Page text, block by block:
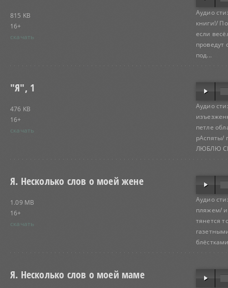
815 KB
16+
скачать
Аудио
книги!/
если
проведут
под...
"Я", 1
476 KB
16+
скачать
Аудио
петле
рАспяты/
ЛЮБЛЮ
Я. Несколько слов о моей жене
1.09 MB
16+
скачать
Аудио
пляжем/
тянется
Я. Несколько слов о моей маме